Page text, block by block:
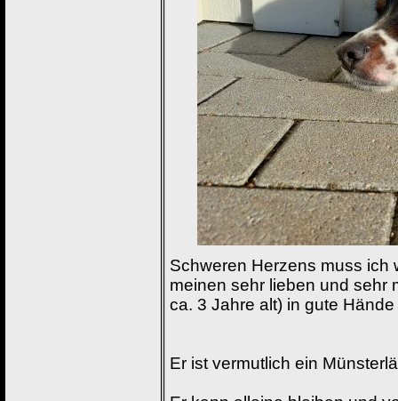
Schweren Herzens muss ich
meinen sehr lieben und sehr
ca. 3 Jahre alt) in gute
Er ist vermutlich ein